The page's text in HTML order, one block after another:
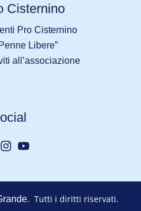
Cisternino
Pro Cisternino
Libere”
all’associazione
. Tutti i diritti riservati.